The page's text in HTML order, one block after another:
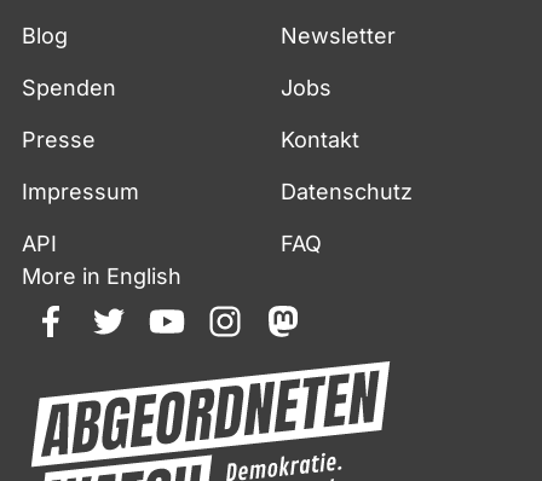
Blog Newsletter
Spenden Jobs
Presse Kontakt
Impressum Datenschutz
API
FAQ
More in English
facebooktwitteryoutubeinstagrammastodon